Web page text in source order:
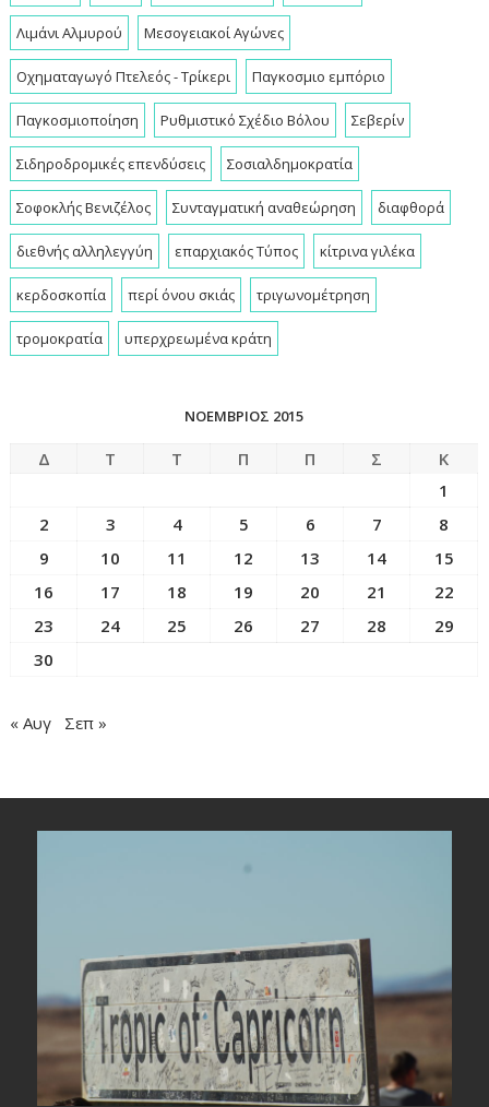
Λιμάνι Αλμυρού Μεσογειακοί Αγώνες
Οχηματαγωγό Πτελεός - Τρίκερι Παγκοσμιο εμπόριο
Παγκοσμιοποίηση Ρυθμιστικό Σχέδιο Βόλου Σεβερίν
Σιδηροδρομικές επενδύσεις Σοσιαλδημοκρατία
Σοφοκλής Βενιζέλος Συνταγματική αναθεώρηση διαφθορά
διεθνής αλληλεγγύη επαρχιακός Τύπος κίτρινα γιλέκα
κερδοσκοπία περί όνου σκιάς τριγωνομέτρηση
τρομοκρατία υπερχρεωμένα κράτη
ΝΟΈΜΒΡΙΟΣ 2015
Δ Τ Τ Π Π Σ
Κ
1
2
3 4 5 6 7
8
9
10 11 12 13 14
15
16
17 18 19 20 21
22
23
24 25 26 27 28
29
30
« Αυγ Σεπ »